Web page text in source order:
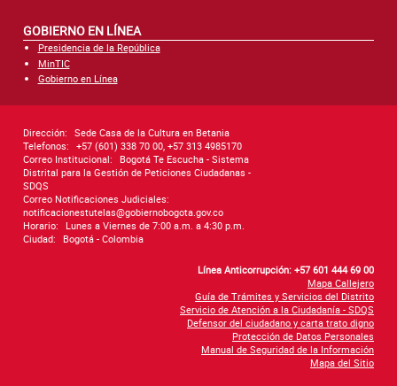
GOBIERNO EN LÍNEA
Presidencia de la República
MinTIC
Gobierno en Línea
Dirección: Sede Casa de la Cultura en Betania
Telefonos: +57 (601) 338 70 00, +57 313 4985170
Correo Institucional:
Bogotá Te Escucha - Sistema
Distrital para la Gestión de Peticiones Ciudadanas -
SDQS
Correo Notificaciones Judiciales:
notificacionestutelas@gobiernobogota.gov.co
Horario:
Lunes a Viernes de 7:00 a.m. a 4:30 p.m.
Ciudad:
Bogotá - Colombia
Línea Anticorrupción: +57 601 444 69 00
Mapa Callejero
Guía de Trámites y Servicios del Distrito
Servicio de Atención a la Ciudadanía - SDQS
Defensor del ciudadano y carta trato digno
Protección de Datos Personales
Manual de Seguridad de la Información
Mapa del Sitio